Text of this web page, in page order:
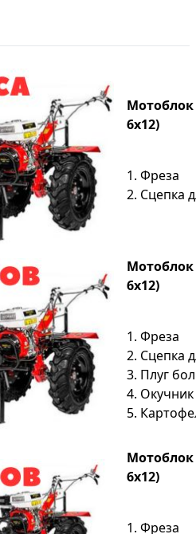
Мотоблок
6х12)
1. Фреза
2. Сцепка
Мотоблок
6х12)
1. Фреза
2. Сцепка
3. Плуг
4. Окучник
5.
Мотоблок
6х12)
1. Фреза